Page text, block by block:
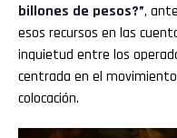
billones de pesos?”,
esos recursos en las
inquietud entre los
centrada en el
colocación.